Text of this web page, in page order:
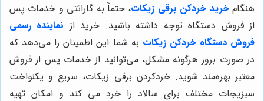
هنگامخرید خردکن برقی زیکات، حتماً به گارانتی و خدمات پس
از فروش دستگاه توجه داشته باشید. خرید از نماینده رسمی
فروش دستگاه خردکن زیکات به شما این اطمینان را می‌دهد که
در صورت بروز هرگونه مشکل، می‌توانید از خدمات پس از فروش
معتبر بهره‌مند شوید. خردکردن برقی زیکات، سریع و یکنواخت
سبزیجات مختلف برای سالاد را خرد می کند و امکان تهیه